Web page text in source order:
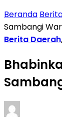
Beranda
Sambangi
Berita Daerah